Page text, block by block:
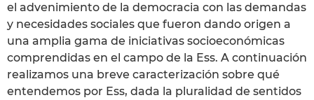
el advenimiento de la democracia con las demandas
y necesidades sociales que fueron dando origen a
una amplia gama de iniciativas socioeconómicas
comprendidas en el campo de la Ess. A continuación
realizamos una breve caracterización sobre qué
entendemos por Ess, dada la pluralidad de sentidos